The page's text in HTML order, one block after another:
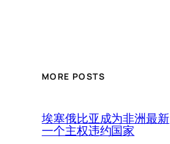
MORE POSTS
埃塞俄比亚成为非洲最新
一个主权违约国家